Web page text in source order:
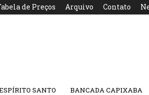
de Preços Arquivo Contato
SANTO BANCADA CAPIXABA